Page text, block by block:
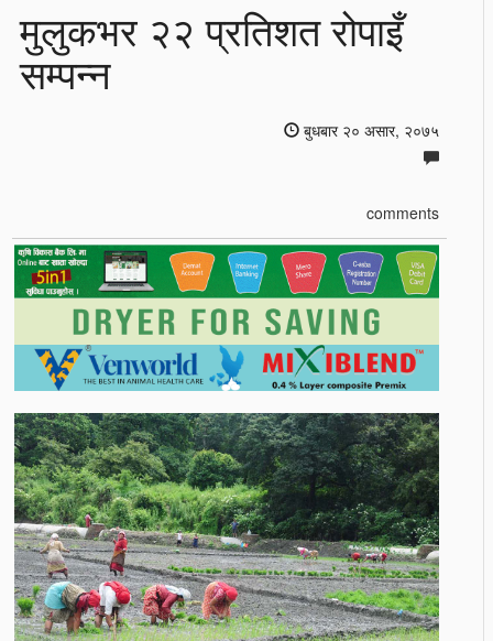
मुलुकभर २२ प्रतिशत रोपाइँ
सम्पन्न
बुधबार २० असार, २०७५
comments